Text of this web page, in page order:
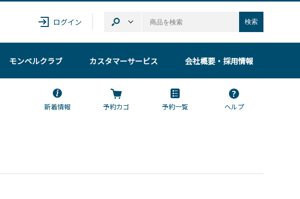
ログイン 検索
モンベルクラブ カスタマーサービス 会社概要・採用情報
新着情報 予約カゴ 予約一覧
ヘルプ